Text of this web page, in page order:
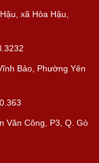
xã Hòa Hậu,
Bảo, Phường Yên
Văn Công, P3, Q. Gò